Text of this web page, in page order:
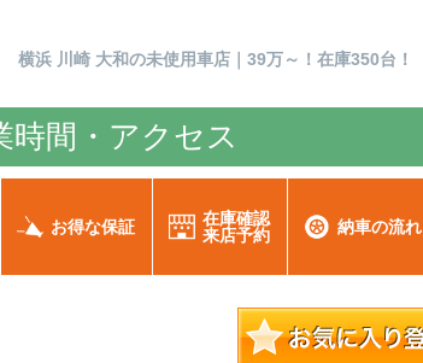
横浜 川崎 大和の未使用車店｜39万～！在庫350台！
時間・アクセス
お得な保証
在庫確認
来店予約
納車の流れ